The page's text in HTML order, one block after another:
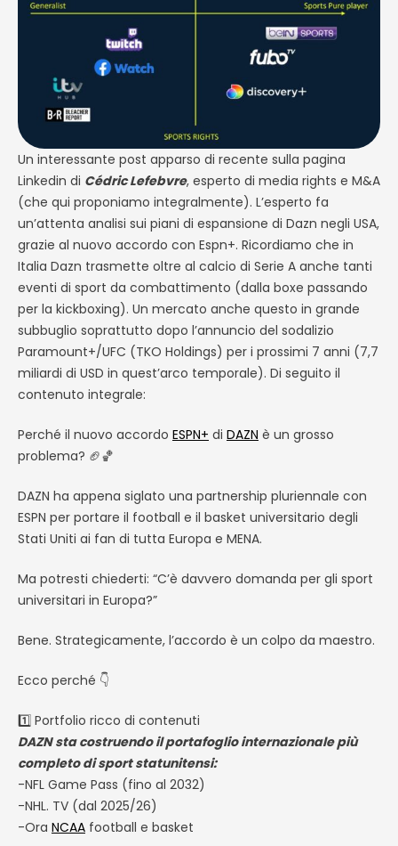
Un interessante post apparso di recente sulla pagina
Linkedin di Cédric Lefebvre, esperto di media rights e M&A
(che qui proponiamo integralmente). L’esperto fa
un’attenta analisi sui piani di espansione di Dazn negli USA,
grazie al nuovo accordo con Espn+. Ricordiamo che in
Italia Dazn trasmette oltre al calcio di Serie A anche tanti
eventi di sport da combattimento (dalla boxe passando
per la kickboxing). Un mercato anche questo in grande
subbuglio soprattutto dopo l’annuncio del sodalizio
Paramount+/UFC (TKO Holdings) per i prossimi 7 anni (7,7
miliardi di USD in quest’arco temporale). Di seguito il
contenuto integrale:
Perché il nuovo accordo ESPN+ di DAZN è un grosso
problema? 🏈🏀
DAZN ha appena siglato una partnership pluriennale con
ESPN per portare il football e il basket universitario degli
Stati Uniti ai fan di tutta Europa e MENA.
Ma potresti chiederti: “C’è davvero domanda per gli sport
universitari in Europa?”
Bene. Strategicamente, l’accordo è un colpo da maestro.
Ecco perché 👇
1️⃣ Portfolio ricco di contenuti
DAZN sta costruendo il portafoglio internazionale più
completo di sport statunitensi:
-NFL Game Pass (fino al 2032)
-NHL. TV (dal 2025/26)
-Ora NCAA football e basket